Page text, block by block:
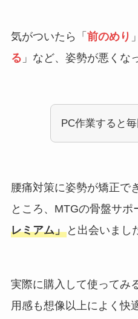
気がついたら「 前のめり
る 」など、姿勢が悪くな
PC作業すると
腰痛対策に姿勢が矯正で
ところ、MTGの骨盤サポ
レミアム」と出会いまし
実際に購入して使ってみ
用感も想像以上によく快